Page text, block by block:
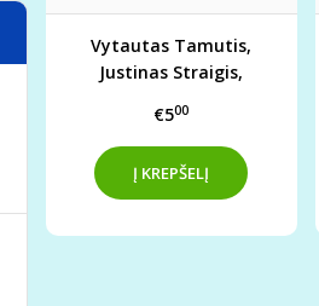
Vytautas Tamutis,
Justinas Straigis,
KAMANĖS
€500